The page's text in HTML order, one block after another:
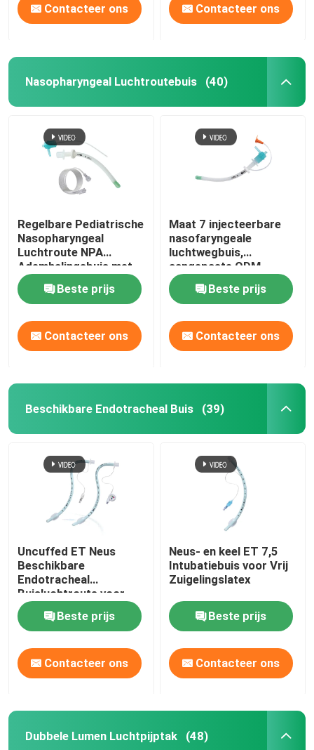
Contacteer ons Contacteer ons
Nasopharyngeal Luchtroutebuis (40)
Regelbare Pediatrische
Nasopharyngeal
Luchtroute NPA
Ademhalingsbuis met
Zacht Uiteinde
Beste prijs
Contacteer ons
Maat 7 injecteerbare
nasofaryngeale
luchtwegbuis,
aangepaste ODM
ondersteund
Beste prijs
Contacteer ons
Beschikbare Endotracheal Buis (39)
Uncuffed ET Neus
Beschikbare
Endotracheal
Buisluchtroute voor
Chirurgische OEM
Beste prijs
Contacteer ons
Neus- en keel ET 7,5
Intubatiebuis voor Vrij
Zuigelingslatex
Beste prijs
Contacteer ons
Dubbele Lumen Luchtpijptak (48)